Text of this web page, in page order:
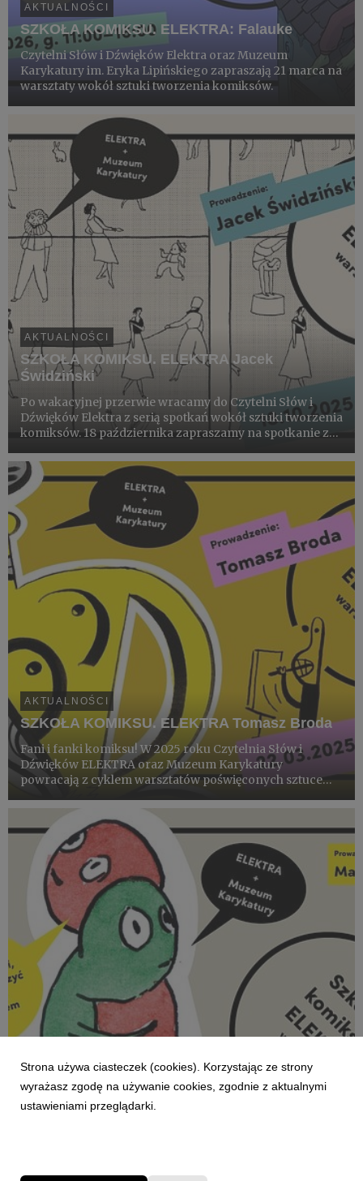
AKTUALNOŚCI
SZKOŁA KOMIKSU. ELEKTRA: Falauke
Czytelni Słów i Dźwięków Elektra oraz Muzeum
Karykatury im. Eryka Lipińskiego zapraszają 21 marca na
warsztaty wokół sztuki tworzenia komiksów.
AKTUALNOŚCI
SZKOŁA KOMIKSU. ELEKTRA Jacek
Świdziński
Po wakacyjnej przerwie wracamy do Czytelni Słów i
Dźwięków Elektra z serią spotkań wokół sztuki tworzenia
komiksów. 18 października zapraszamy na spotkanie z
za najlepszy polski album komiksowy! Tym razem
uczestnicy dowi...
AKTUALNOŚCI
SZKOŁA KOMIKSU. ELEKTRA Tomasz Broda
Fani i fanki komiksu! W 2025 roku Czytelnia Słów i
Dźwięków ELEKTRA oraz Muzeum Karykatury
powracają z cyklem warsztatów poświęconych sztuce
SZKOŁA KOMIKSU. ELEKTRA Marta Bystroń
Fani i fanki komiksu! W 2025 roku Czytelnia Słów i
Dźwięków ELEKTRA oraz Muzeum Karykatury
Strona używa ciasteczek (cookies). Korzystając ze strony
wyrażasz zgodę na używanie cookies, zgodnie z aktualnymi
ustawieniami przeglądarki.